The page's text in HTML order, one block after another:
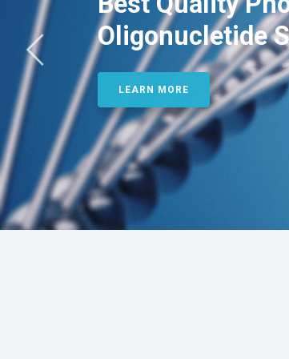
Oligonucletide
LEARN MORE